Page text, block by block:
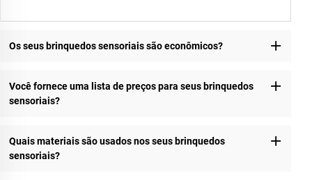
Os seus brinquedos sensoriais são econômicos?
Você fornece uma lista de preços para seus brinquedos
sensoriais?
Quais materiais são usados nos seus brinquedos
sensoriais?